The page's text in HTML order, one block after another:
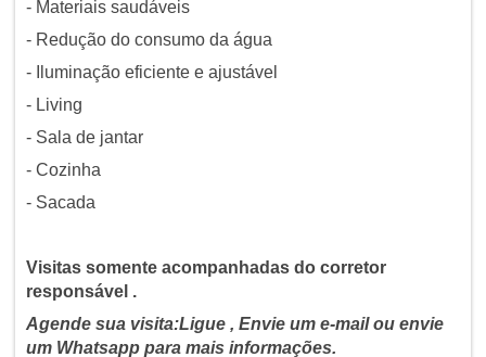
- Materiais saudáveis
- Redução do consumo da água
- Iluminação eficiente e ajustável
- Living
- Sala de jantar
- Cozinha
- Sacada
Visitas somente acompanhadas do corretor
responsável .
Agende sua visita:Ligue , Envie um e-mail ou envie
um Whatsapp para mais informações.